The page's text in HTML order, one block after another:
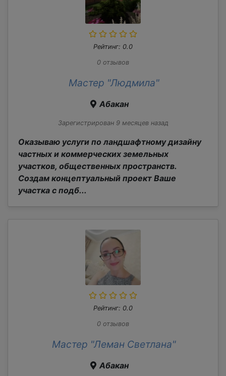
Рейтинг: 0.0
0 отзывов
Мастер "Людмила"
Абакан
Зарегистрирован 9 месяцев назад
Оказываю услуги по ландшафтному дизайну
частных и коммерческих земельных
участков, общественных пространств.
Создам концептуальный проект Ваше
участка с подб...
Рейтинг: 0.0
0 отзывов
Мастер "Леман Светлана"
Абакан